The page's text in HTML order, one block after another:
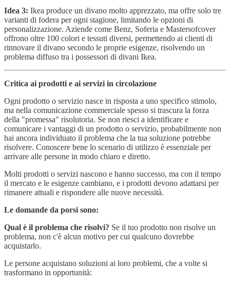
Idea 3: Ikea produce un divano molto apprezzato, ma offre solo tre
varianti di fodera per ogni stagione, limitando le opzioni di
personalizzazione. Aziende come Benz, Soferia e Mastersofcover
offrono oltre 100 colori e tessuti diversi, permettendo ai clienti di
rinnovare il divano secondo le proprie esigenze, risolvendo un
problema diffuso tra i possessori di divani Ikea.
Critica ai prodotti e ai servizi in circolazione
Ogni prodotto o servizio nasce in risposta a uno specifico stimolo,
ma nella comunicazione commerciale spesso si trascura la forza
della "promessa" risolutoria. Se non riesci a identificare e
comunicare i vantaggi di un prodotto o servizio, probabilmente non
hai ancora individuato il problema che la tua soluzione potrebbe
risolvere. Conoscere bene lo scenario di utilizzo è essenziale per
arrivare alle persone in modo chiaro e diretto.
Molti prodotti o servizi nascono e hanno successo, ma con il tempo
il mercato e le esigenze cambiano, e i prodotti devono adattarsi per
rimanere attuali e rispondere alle nuove necessità.
Le domande da porsi sono:
Qual è il problema che risolvi? Se il tuo prodotto non risolve un
problema, non c'è alcun motivo per cui qualcuno dovrebbe
acquistarlo.
Le persone acquistano soluzioni ai loro problemi, che a volte si
trasformano in opportunità: